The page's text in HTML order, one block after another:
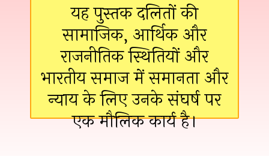
यह पुस्तक दलितों की
सामाजिक, आर्थिक और
राजनीतिक स्थितियों और
भारतीय समाज में समानता और
न्याय के लिए उनके संघर्ष पर
एक मौलिक कार्य है।